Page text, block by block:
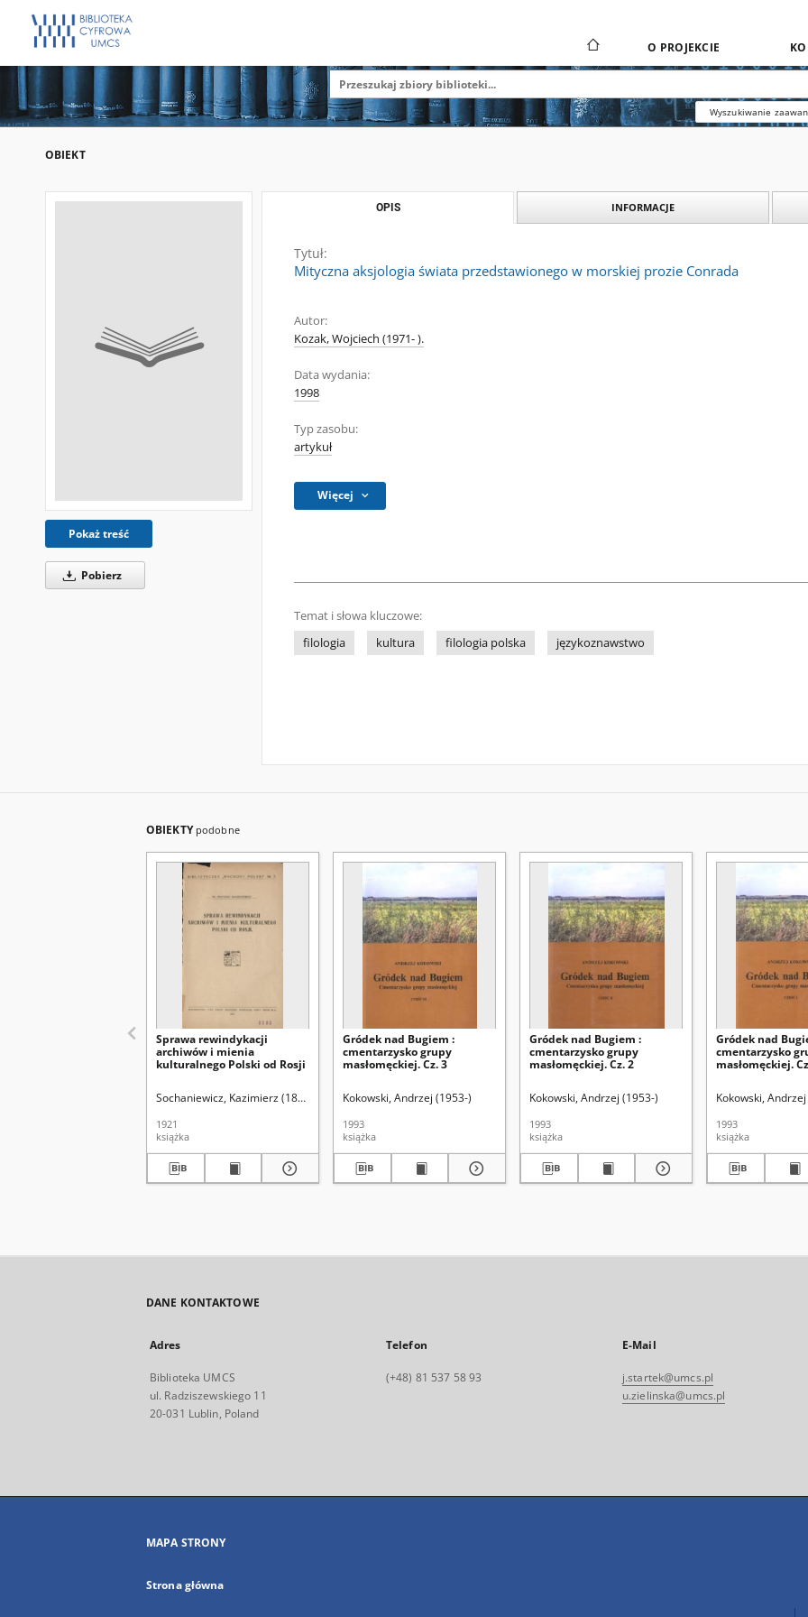
O PROJEKCIE
Wyszukiwanie
OBIEKT
Pokaż treść
Pobierz
OPIS INFORMACJE
Tytuł:
Mityczna aksjologia świata przedstawionego w morskiej prozie Conrada
Autor:
Kozak, Wojciech (1971- ).
Data wydania:
1998
Typ zasobu:
artykuł
Więcej
Temat i słowa kluczowe:
filologia
kultura filologia polska językoznawstwo
OBIEKTY podobne
Sprawa rewindykacji
archiwów i mienia
kulturalnego Polski od Rosji
Sochaniewicz, Kazimierz (1892-1930)
1921
książka
Gródek nad Bugiem :
cmentarzysko grupy
masłomęckiej. Cz. 3
Kokowski, Andrzej (1953-)
1993
książka
Gródek nad Bugiem :
cmentarzysko grupy
masłomęckiej. Cz. 2
Kokowski, Andrzej (1953-)
1993
książka
Gródek nad
cmentarzysko
masłomęckiej.
Kokowski,
1993
książka
DANE KONTAKTOWE
Adres
Biblioteka UMCS
ul. Radziszewskiego 11
20-031 Lublin, Poland
Telefon
(+48) 81 537 58 93
E-Mail
j.startek@umcs.pl
u.zielinska@umcs.pl
MAPA STRONY
Strona główna